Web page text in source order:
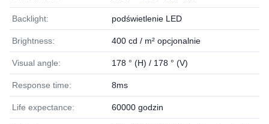
Backlight: podświetlenie LED
Brightness: 400 cd / m² opcjonalnie
Visual angle: 178 ° (H) / 178 ° (V)
Response time: 8ms
Life expectance: 60000 godzin